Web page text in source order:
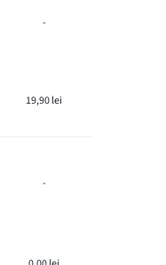
-
19,90 lei
-